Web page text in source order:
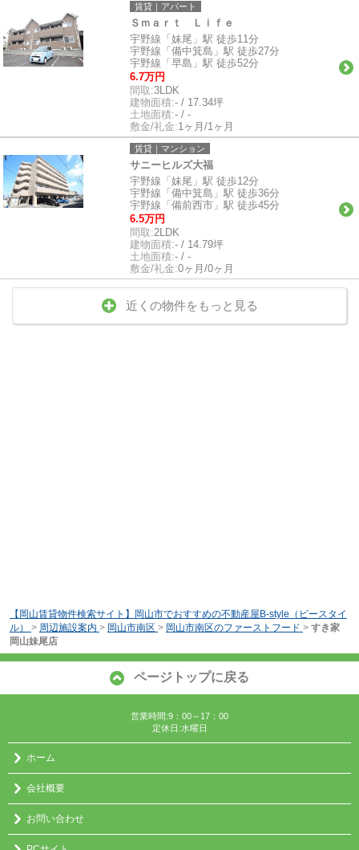
賃貸｜アパート
Ｓｍａｒｔ Ｌｉｆｅ
宇野線「妹尾」駅 徒歩11分
宇野線「備中箕島」駅 徒歩27分
宇野線「早島」駅 徒歩52分
6.7万円
間取:3LDK
建物面積:- / 17.34坪
土地面積:- / -
敷金/礼金:1ヶ月/1ヶ月
賃貸｜マンション
サニーヒルズ大福
宇野線「妹尾」駅 徒歩12分
宇野線「備中箕島」駅 徒歩36分
宇野線「備前西市」駅 徒歩45分
6.5万円
間取:2LDK
建物面積:- / 14.79坪
土地面積:- / -
敷金/礼金:0ヶ月/0ヶ月
近くの物件をもっと見る
【岡山賃貸物件検索サイト】岡山市でおすすめの不動産屋B-style（ビースタイ
ル）
> 周辺施設案内 > 岡山市南区 > 岡山市南区のファーストフード > すき家
岡山妹尾店
ページトップに戻る
営業時間:9：00～17：00
定休日:水曜日
ホーム
会社概要
お問い合わせ